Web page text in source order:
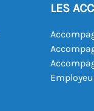
LES